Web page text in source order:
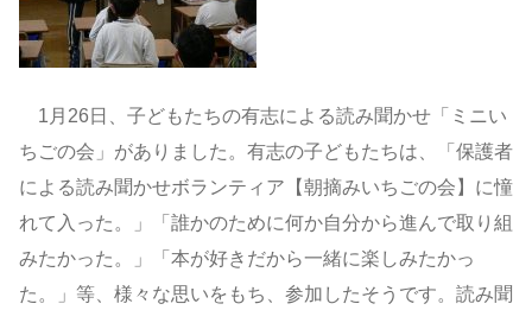
1月26日、子どもたちの有志による読み聞かせ「ミニい
ちごの会」がありました。有志の子どもたちは、「保護者
による読み聞かせボランティア【朝摘みいちごの会】に憧
れて入った。」「誰かのために何か自分から進んで取り組
みたかった。」「本が好きだから一緒に楽しみたかっ
た。」等、様々な思いをもち、参加したそうです。読み聞